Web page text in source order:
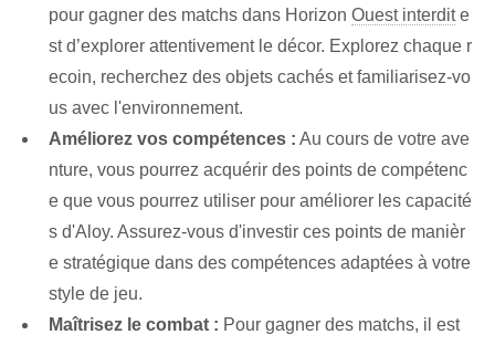
pour‌ gagner des matchs dans ⁤Horizon Ouest interdite
st d’explorer attentivement le décor. Explorez chaque r
ecoin, recherchez des objets cachés et familiarisez-vo
us avec l'environnement.
Améliorez vos compétences : Au cours de votre ave
nture, vous pourrez acquérir des points de compétenc
e que vous pourrez utiliser pour améliorer les capacité
s d'Aloy. Assurez-vous d'investir ces points de manièr
e stratégique dans des compétences adaptées à votre
style de jeu.
Maîtrisez le combat : ⁢Pour gagner des matchs, il est